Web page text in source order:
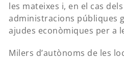
les mateixes i, en el cas
administracions públiques
ajudes econòmiques per a
Milers d’autònoms de les